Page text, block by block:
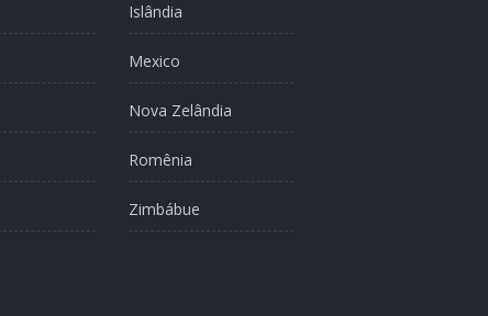
Islândia
Mexico
Nova Zelândia
Romênia
Zimbábue